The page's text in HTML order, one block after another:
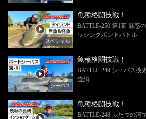
スペシャル
魚種格闘技戦！
BATTLE-250 第1幕 魅惑
ッシングポンドバトル
シーバス
魚種格闘技戦！
BATTLE-249 シーバス捜
査網
魚種格闘技戦！
BATTLE-248 ふたつの湾